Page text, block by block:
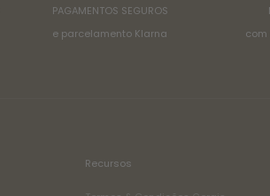
PAGAMENTOS SEGUROS
e parcelamento Klarna
Recursos